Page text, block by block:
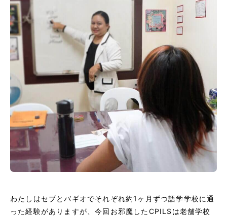
わたしはセブとバギオでそれぞれ約1ヶ月ずつ語学学校に通
った経験がありますが、今回お邪魔したCPILSは老舗学校